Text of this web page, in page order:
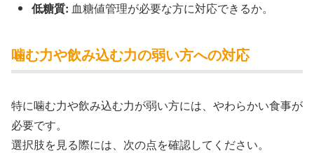
低糖質: 血糖値管理が必要な方に対応できるか。
噛む力や飲み込む力の弱い方への対応
特に噛む力や飲み込む力が弱い方には、やわらかい食事が
必要です。
選択肢を見る際には、次の点を確認してください。